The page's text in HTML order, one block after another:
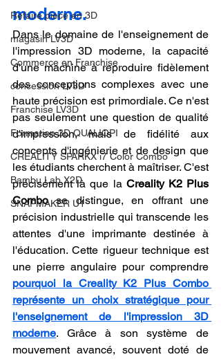
Refaire piece en 3D
magasin LV3D
Commerce en Franchise
concession LV3D
Franchise LV3D
Formation 3D QUALIOPI
CREALITY SPARKX i7 Color Combo
Bambu Lab X2D
SNAPMAKER U1
moderne.
Dans le domaine de l'enseignement de
l'impression 3D moderne, la capacité
d'une machine à reproduire fidèlement
des conceptions complexes avec une
haute précision est primordiale. Ce n'est
pas seulement une question de qualité
d'impression, mais de fidélité aux
concepts d'ingénierie et de design que
les étudiants cherchent à maîtriser. C'est
précisément là que la Creality K2 Plus
Combo se distingue, en offrant une
précision industrielle qui transcende les
attentes d'une imprimante destinée à
l'éducation. Cette rigueur technique est
pourquoi la Creality K2 Plus Combo
représente un choix stratégique pour
l'enseignement de l'impression 3D
moderne. Grâce à son système de
mouvement avancé, souvent doté de